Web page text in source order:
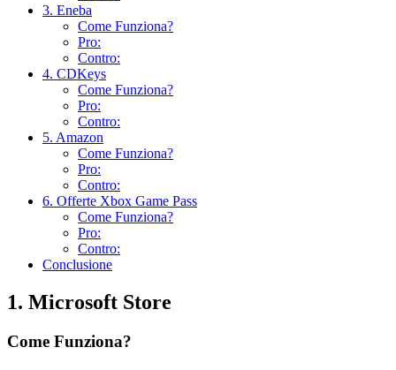
3. Eneba
Come Funziona?
Pro:
Contro:
4. CDKeys
Come Funziona?
Pro:
Contro:
5. Amazon
Come Funziona?
Pro:
Contro:
6. Offerte Xbox Game Pass
Come Funziona?
Pro:
Contro:
Conclusione
1. Microsoft Store
Come Funziona?